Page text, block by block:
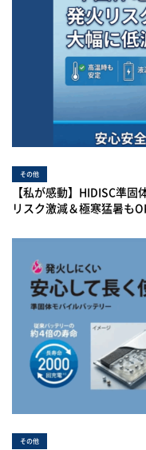
その他
【私が感動】HIDISC準
リスク激減＆極寒猛暑も
その他